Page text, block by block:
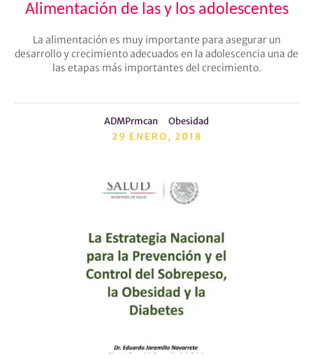
Alimentación de las y los adolescentes
La alimentación es muy importante para asegurar un
desarrollo y crecimiento adecuados en la adolescencia una de
las etapas más importantes del crecimiento.
ADMPrmcan
Obesidad
29 ENERO, 2018